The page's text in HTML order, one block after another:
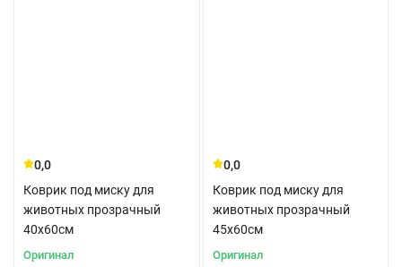
0,0
Коврик под миску для
животных прозрачный
40x60см
Оригинал
0,0
Коврик под миску для
животных прозрачный
45x60см
Оригинал